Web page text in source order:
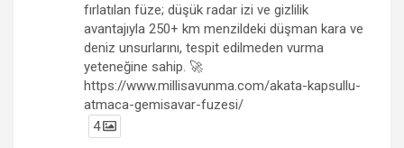
fırlatılan füze; düşük radar izi ve gizlilik
avantajıyla 250+ km menzildeki düşman kara ve
deniz unsurlarını, tespit edilmeden vurma
yeteneğine sahip. 🚀
https://www.millisavunma.com/akata-kapsullu-
atmaca-gemisavar-fuzesi/
4